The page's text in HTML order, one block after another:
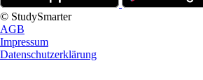
© StudySmarter
AGB
Impressum
Datenschutzerklärung